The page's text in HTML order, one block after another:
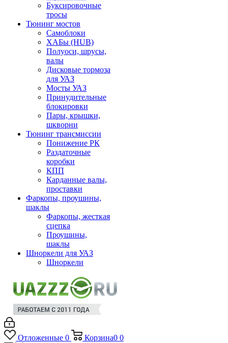
Буксировочные
тросы
Тюнинг мостов
Самоблоки
ХАБы (HUB)
Полуоси, шрусы,
валы
Дисковые тормоза
для УАЗ
Мосты УАЗ
Принудительные
блокировки
Пары, крышки,
шкворни
Тюнинг трансмиссии
Понижение РК
Раздаточные
коробки
КПП
Карданные валы,
проставки
Фаркопы, проушины,
шаклы
Фаркопы, жесткая
сцепка
Проушины,
шаклы
Шноркели для УАЗ
Шноркели
Отложенные 0 Корзина0 0